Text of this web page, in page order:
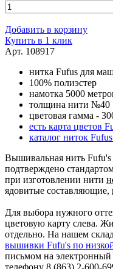
Добавить в корзину
Купить в 1 клик
Арт. 108917
нитка Fufus для
100% полиэстер
намотка 5000
толщина нити №40
цветовая гамма -
есть карта цветов
каталог ниток
Вышивальная нить Fufu's
подтверждено
при изготовлении нити
ядовитые составляющие,
Для выбора нужного
цветовую карту слева.
отдельно. На нашем
вышивки Fufu's по
письмом на электронный
телефону 8 (863) 2-600-